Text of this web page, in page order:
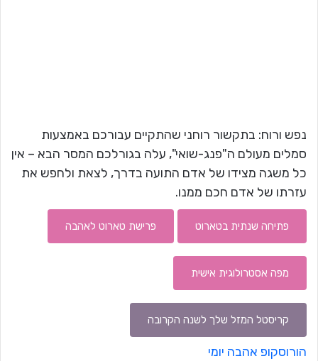
נפש ורוח: בתקשור רוחני שהתקיים עבורכם באמצעות
סמלים מעולם ה"פנג-שואי", עלה בגורלכם המסר הבא – אין
כל משגה מצידו של אדם התועה בדרך, לצאת ולחפש את
עזרתו של אדם חכם ממנו.
פתיחה שנתית בטארוט פרישת טארוט לאהבה
מפה אסטרולוגית אישית
קריסטל המזל שלך לשנה הקרובה
הורוסקופ אהבה יומי